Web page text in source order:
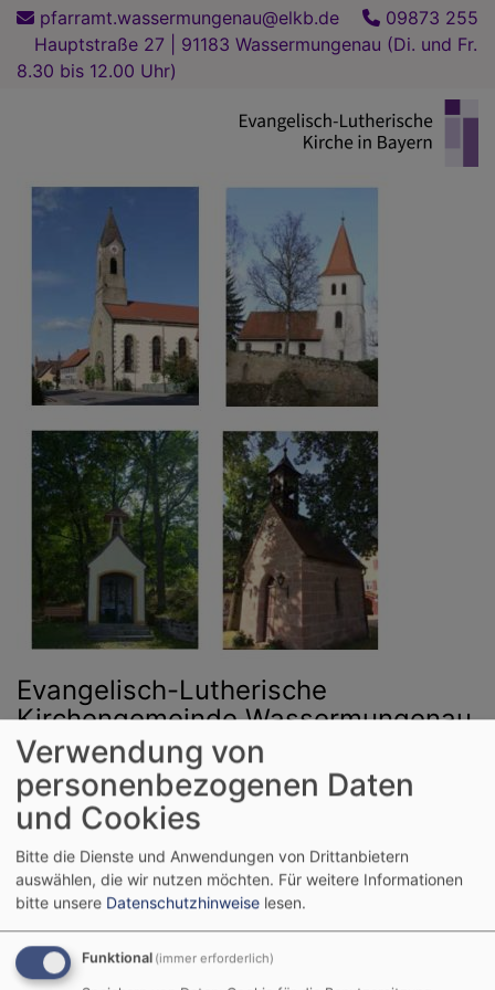
Direkt
Inhalt
pfarramt.wassermungenau@elkb.de
09873 255
Hauptstraße 27 | 91183 Wassermungenau (Di. und Fr.
8.30 bis 12.00 Uhr)
Evangelisch-Lutherische
Kirchengemeinde Wassermungenau
Hauptnavigation
Verwendung von
personenbezogenen Daten
und Cookies
Bitte die Dienste und Anwendungen von Drittanbietern
auswählen, die wir nutzen möchten. Für weitere Informationen
bitte unsere Datenschutzhinweise lesen.
Funktional (immer erforderlich)